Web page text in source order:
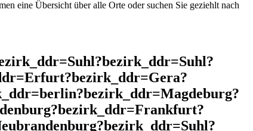
eine Übersicht über alle Orte oder suchen Sie geziehlt nach